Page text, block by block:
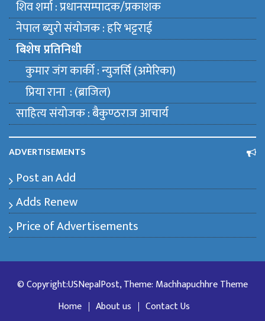
शिव शर्मा : प्रधानसम्पादक/प्रकाशक
नेपाल ब्युराे संयाेजक : हरि भट्टराई
बिशेष प्रतिनिधी
कुमार जंग कार्की : न्युजर्सि (अमेरिका)
प्रिया राना : (ब्राजिल)
साहित्य संयाेजक : बैकुण्ठराज आचार्य
ADVERTISEMENTS
Post an Add
Adds Renew
Price of Advertisements
© Copyright:USNepalPost, Theme: Machhapuchhre Theme
Home
About us Contact Us